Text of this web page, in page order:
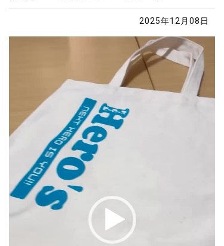
2025年12月08日
ー